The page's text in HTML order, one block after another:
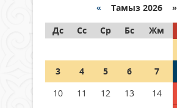
граждане Казахстана,
05 тамыз 2026 ж. 147
Шетелде жүрген Қазақстан
азаматтары қалай дауыс
« Тамыз 2026 »
Дс
Сс Ср Бс Жм
3
4 5 6 7
10
11 12 13 14